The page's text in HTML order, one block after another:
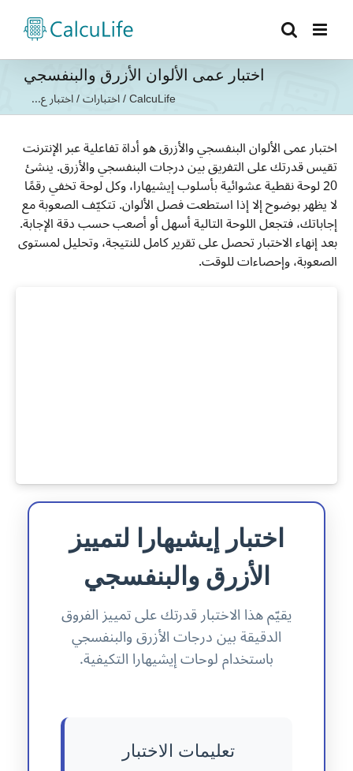
اختبار عمى الألوان الأزرق والبنفسجي
CalcuLife
/اختبارات/اختبار ع...
اختبار عمى الألوان البنفسجي والأزرق هو أداة تفاعلية عبر الإنترنت
تقيس قدرتك على التفريق بين درجات البنفسجي والأزرق. ينشئ
20 لوحة نقطية عشوائية بأسلوب إيشيهارا، وكل لوحة تخفي رقمًا
لا يظهر بوضوح إلا إذا استطعت فصل الألوان. تتكيّف الصعوبة مع
إجاباتك، فتجعل اللوحة التالية أسهل أو أصعب حسب دقة الإجابة.
بعد إنهاء الاختبار تحصل على تقرير كامل للنتيجة، وتحليل لمستوى
الصعوبة، وإحصاءات للوقت.
اختبار إيشيهارا لتمييز
الأزرق والبنفسجي
يقيّم هذا الاختبار قدرتك على تمييز الفروق
الدقيقة بين درجات الأزرق والبنفسجي
باستخدام لوحات إيشيهارا التكيفية.
تعليمات الاختبار